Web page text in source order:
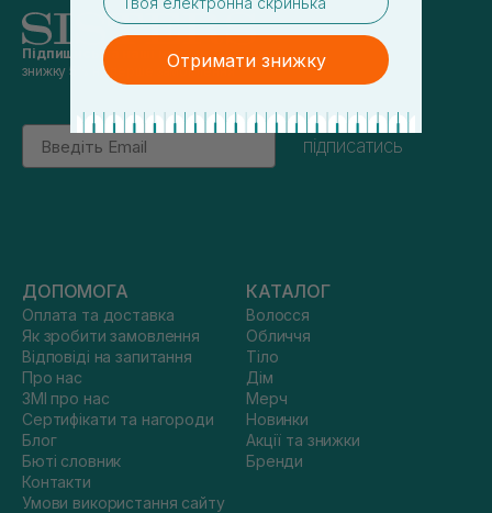
Підпишись на наші новинита отримуй
знижку 5% на перше замовлення
Email
підписатись
ДОПОМОГА
Оплата та доставка
Як зробити замовлення
Відповіді на запитання
Про нас
ЗМІ про нас
Сертифікати та нагороди
Блог
Бюті словник
Контакти
Умови використання сайту
КАТАЛОГ
Волосся
Обличчя
Тіло
Дім
Мерч
Новинки
Акції та знижки
Бренди
Отримати знижку